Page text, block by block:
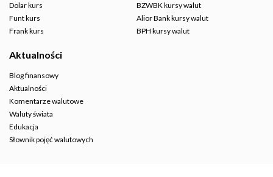
Dolar kurs
Funt kurs
Frank kurs
BZWBK kursy walut
Alior Bank kursy walut
BPH kursy walut
Aktualności
Blog finansowy
Aktualności
Komentarze walutowe
Waluty świata
Edukacja
Słownik pojęć walutowych